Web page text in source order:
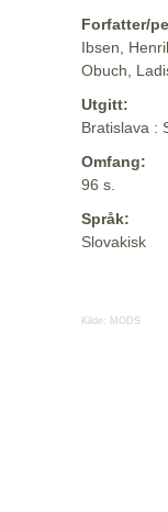
Forfatter/
Ibsen,
Obuch,
Utgitt:
Bratislava :
Omfang:
96 s.
Språk:
Slovakisk
Kilde: MODS